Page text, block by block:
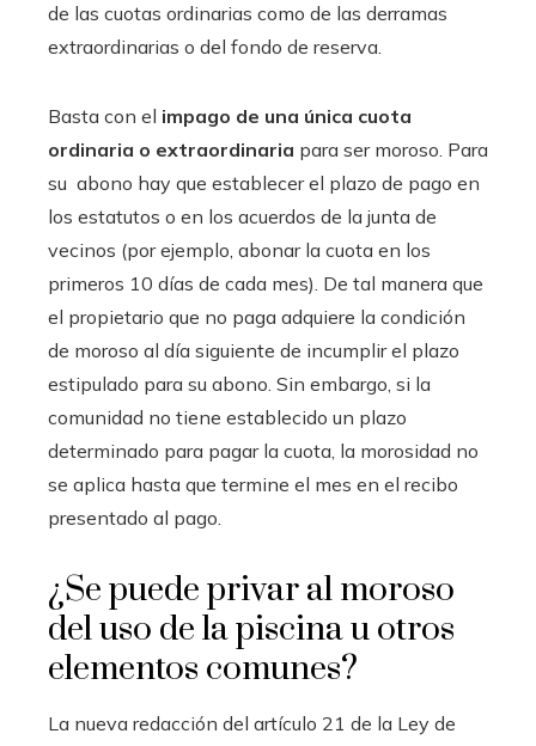
de las cuotas ordinarias como de las derramas
extraordinarias o del fondo de reserva.
Basta con el impago de una única cuota
ordinaria o extraordinaria para ser moroso. Para
su abono hay que establecer el plazo de pago en
los estatutos o en los acuerdos de la junta de
vecinos (por ejemplo, abonar la cuota en los
primeros 10 días de cada mes). De tal manera que
el propietario que no paga adquiere la condición
de moroso al día siguiente de incumplir el plazo
estipulado para su abono. Sin embargo, si la
comunidad no tiene establecido un plazo
determinado para pagar la cuota, la morosidad no
se aplica hasta que termine el mes en el recibo
presentado al pago.
¿Se puede privar al moroso
del uso de la piscina u otros
elementos comunes?
La nueva redacción del artículo 21 de la Ley de